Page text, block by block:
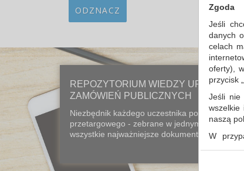
ODZNACZ
REPOZYTORIUM WIEDZY URZĘDU
ZAMÓWIEŃ PUBLICZNYCH
Niezbędnik każdego uczestnika postępowania
przetargowego - zebrane w jednym miejscu
wszystkie najważniejsze dokumenty prawne...
Zgoda
Jeśli
danych
celach
oferty),
przycisk
Jeśli nie
naszą
W